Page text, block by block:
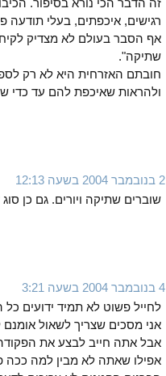
זה הדבר הכי נורא בסיפור.
רגישים, איכפתים, בעלי תודעה
אף הסבר בעולם לא מצדיק
שתיקה".
חובתם האזרחית היא לא רק
ולהראות שאיכפת להם עד כדי
2 בנובמבר 2004 בשעה 12:13
שוברים שתיקה ויורים. גם כן
4 בנובמבר 2004 בשעה 3:21
לחייל פשוט לא תמיד ידועים
אני מסכים שצריך לשאול
אבל אתה חייב לבצע את
אפילו שאתה לא מבין למה